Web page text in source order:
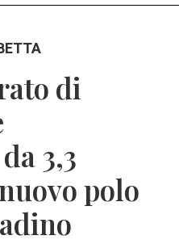
di
3,3
polo